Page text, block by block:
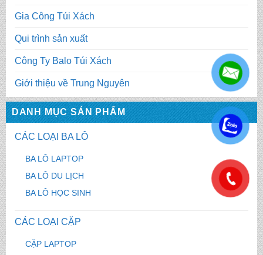
Gia Công Túi Xách
Qui trình sản xuất
Công Ty Balo Túi Xách
Giới thiệu về Trung Nguyên
DANH MỤC SẢN PHẨM
CÁC LOẠI BA LÔ
BA LÔ LAPTOP
BA LÔ DU LỊCH
BA LÔ HỌC SINH
CÁC LOẠI CẶP
CẶP LAPTOP
.
.